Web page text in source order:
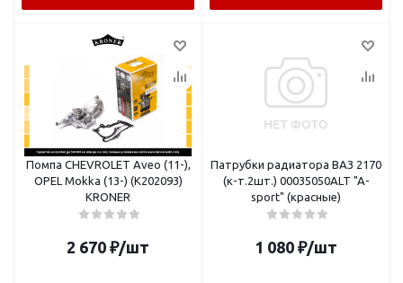
Помпа CHEVROLET Aveo (11-),
OPEL Mokka (13-) (K202093)
KRONER
2 670 ₽/шт
Патрубки радиатора ВАЗ 2170
(к-т.2шт.) 00035050ALT "A-
sport" (красные)
1 080 ₽/шт